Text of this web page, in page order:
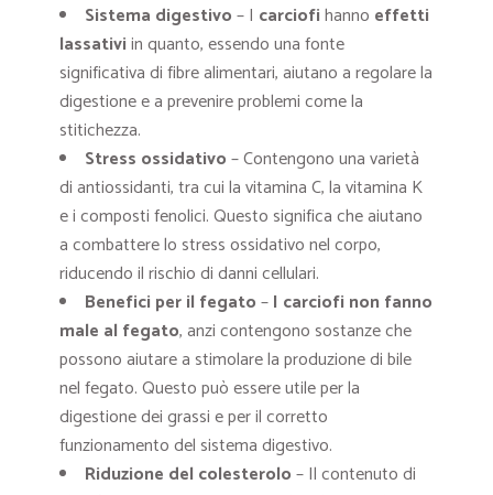
Sistema digestivo– I carciofihanno effetti
lassativiin quanto, essendo una fonte
significativa di fibre alimentari, aiutano a regolare la
digestione e a prevenire problemi come la
stitichezza.
Stress ossidativo– Contengono una varietà
di antiossidanti, tra cui la vitamina C, la vitamina K
e i composti fenolici. Questo significa che aiutano
a combattere lo stress ossidativo nel corpo,
riducendo il rischio di danni cellulari.
Benefici per il fegato–I carciofi non fanno
male al fegato, anzi contengono sostanze che
possono aiutare a stimolare la produzione di bile
nel fegato. Questo può essere utile per la
digestione dei grassi e per il corretto
funzionamento del sistema digestivo.
Riduzione del colesterolo– Il contenuto di